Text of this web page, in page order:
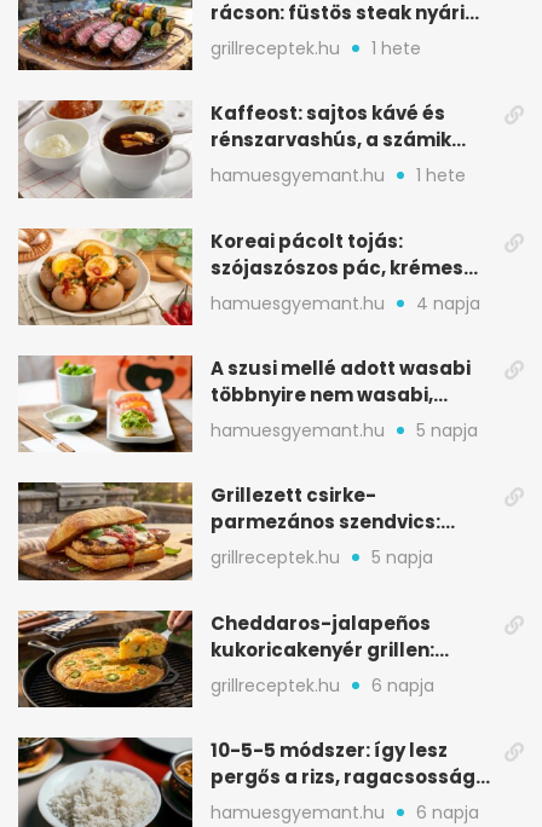
rácson: füstös steak nyári
tökkebabbal
grillreceptek.hu 1 hete
Kaffeost: sajtos kávé és
rénszarvashús, a számik
melegítő itala
hamuesgyemant.hu 1 hete
Koreai pácolt tojás:
szójaszószos pác, krémes
sárgája, pár óra alatt
hamuesgyemant.hu 4 napja
A szusi mellé adott wasabi
többnyire nem wasabi,
hanem fűszerkeverék
hamuesgyemant.hu 5 napja
Grillezett csirke-
parmezános szendvics:
ropogós csirke, olvadó sajt
grillreceptek.hu 5 napja
Cheddaros-jalapeños
kukoricakenyér grillen:
ropogós alj, puha belső
grillreceptek.hu 6 napja
10-5-5 módszer: így lesz
pergős a rizs, ragacsosság
nélkül
hamuesgyemant.hu 6 napja